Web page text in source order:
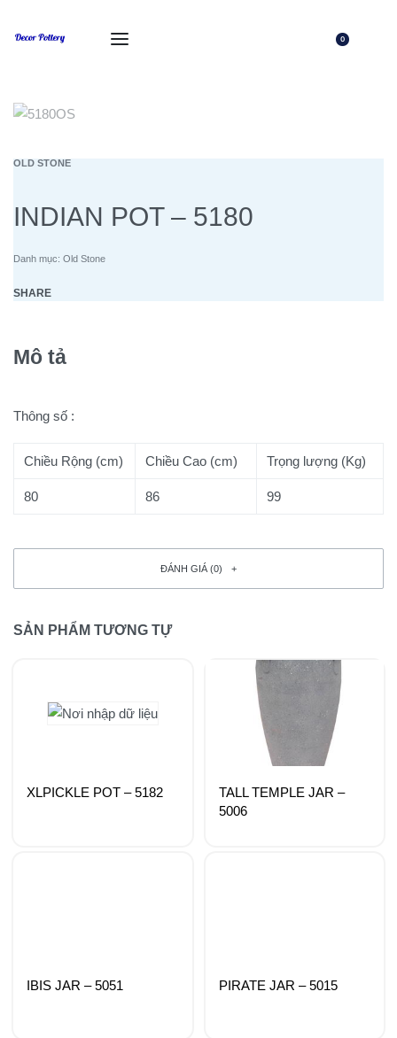
0
OLD STONE
INDIAN POT – 5180
Danh mục: Old Stone
SHARE
Mô tả
Thông số :
Chiều Rộng (cm) Chiều Cao (cm) Trọng lượng (Kg)
80 86 99
ĐÁNH GIÁ (0)
SẢN PHẨM TƯƠNG TỰ
XLPICKLE POT – 5182
TALL TEMPLE JAR –
5006
IBIS JAR – 5051 PIRATE JAR – 5015